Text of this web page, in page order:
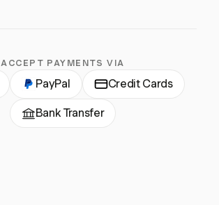
ACCEPT PAYMENTS VIA
PayPal Credit Cards
Bank Transfer